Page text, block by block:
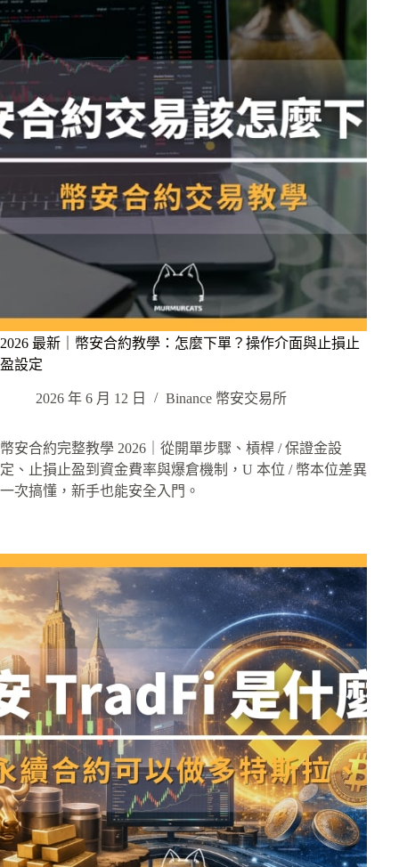
2026 最新｜幣安合約教學：怎麼下單？操作介面與止損止
盈設定
2026 年 6 月 12 日 Binance 幣安交易所
幣安合約完整教學 2026｜從開單步驟、槓桿 / 保證金設
定、止損止盈到資金費率與爆倉機制，U 本位 / 幣本位差異
一次搞懂，新手也能安全入門。